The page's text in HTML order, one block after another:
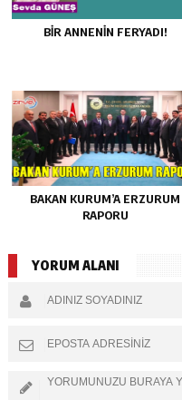
BIR ANNENIN FERYADI!
BAKAN KURUM’A ERZURUM
RAPORU
YORUM ALANI